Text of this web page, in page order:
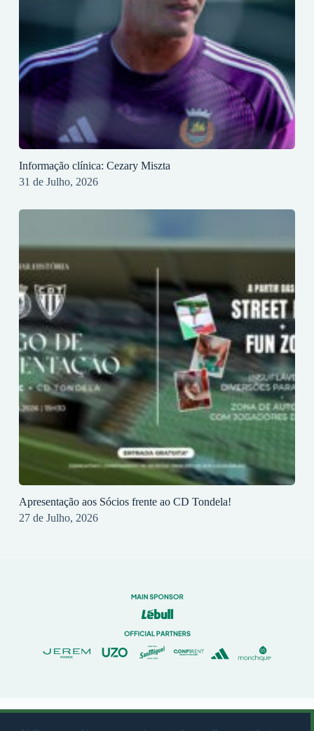
Informação clínica: Cezary Miszta
31 de Julho, 2026
Apresentação aos Sócios frente ao CD Tondela!
27 de Julho, 2026